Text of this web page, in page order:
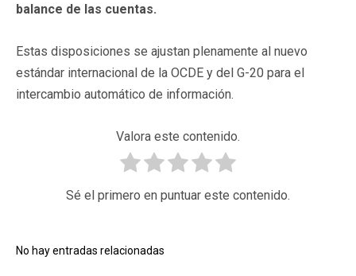
balance de las cuentas.
Estas disposiciones se ajustan plenamente al nuevo
estándar internacional de la OCDE y del G-20 para el
intercambio automático de información.
Valora este contenido.
Sé el primero en puntuar este contenido.
No hay entradas relacionadas